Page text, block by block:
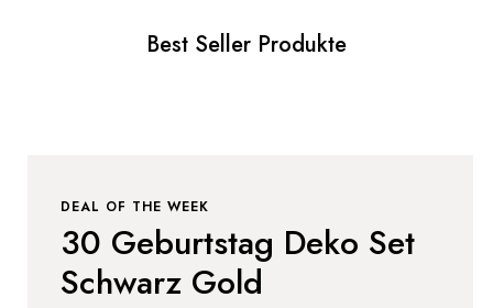
Best Seller Produkte
DEAL OF THE WEEK
30 Geburtstag Deko Set
Schwarz Gold